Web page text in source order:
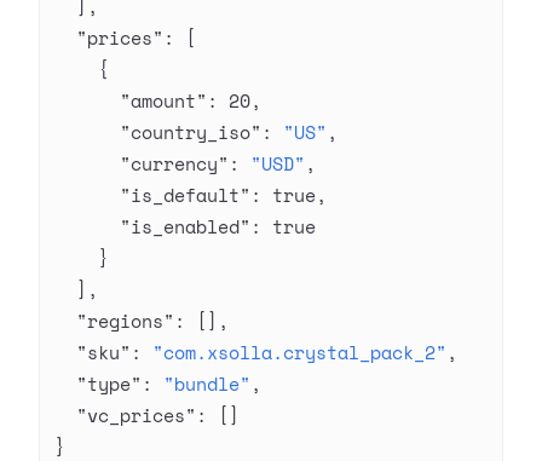
  ],
  "prices"
: [
    {
      "amount"
: 20,
      "country_iso"
: "US" ,
      "currency"
: "USD" ,
      "is_default"
: true,
      "is_enabled"
: true
    }
  ],
  "regions"
: [],
  "sku"
: "com.xsolla.crystal_pack_2" ,
  "type"
: "bundle" ,
  "vc_prices"
: []
}